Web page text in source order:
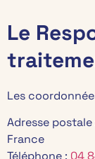
Le
Les
Adresse
France
Téléphone : 04